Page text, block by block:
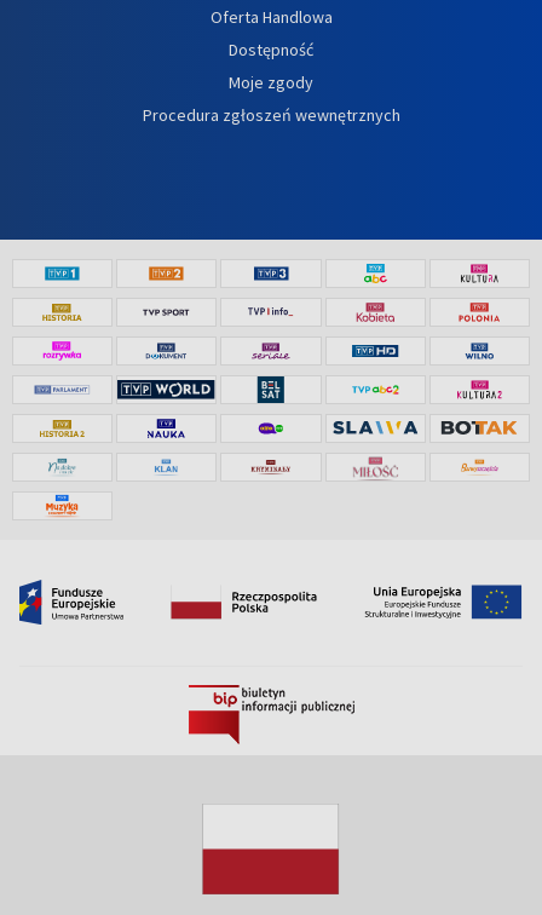
Oferta Handlowa
Dostępność
Moje zgody
Procedura zgłoszeń wewnętrznych